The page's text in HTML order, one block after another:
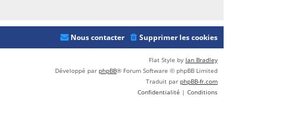
Supprimer les cookies
Nous contacter
Flat Style by Ian Bradley
Développé par phpBB® Forum Software © phpBB Limited
Traduit par phpBB-fr.com
Confidentialité | Conditions